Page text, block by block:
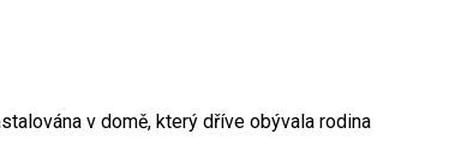
v domě, který dříve obývala rodina